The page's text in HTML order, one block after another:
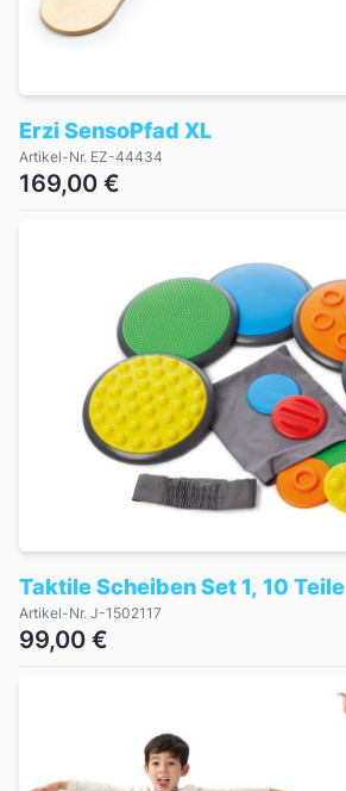
Erzi SensoPfad XL
Artikel-Nr. EZ-44434
169,00 €
Taktile Scheiben Set 1, 10 Teile
Artikel-Nr. J-1502117
99,00 €